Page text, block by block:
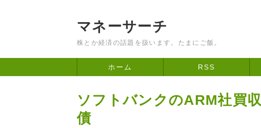
マネーサーチ
株とか経済の話題を扱います。たまにご飯。
ホーム RSS
ソフトバンクのARM社買
債